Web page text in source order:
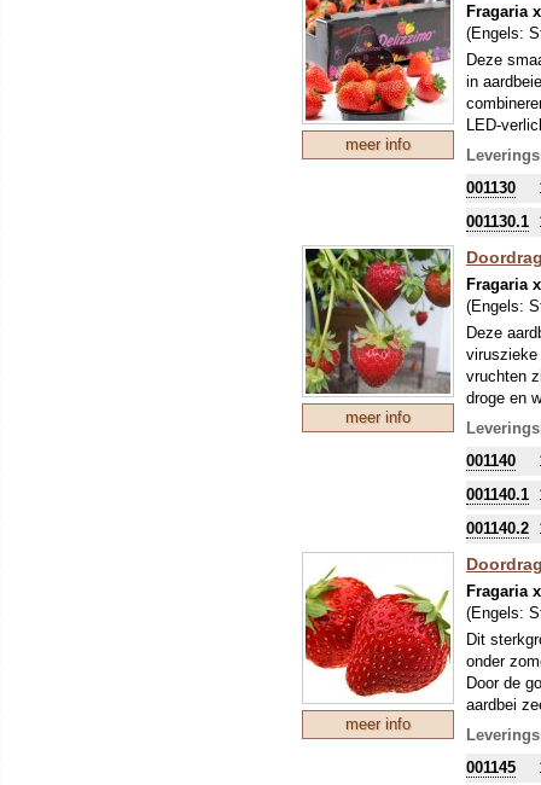
meer info
Fragaria
(Engels:
Deze
in
LED-
semi-
had zelfs
De F1
001130
001130.1
meer info
Fragaria
(Engels:
Deze
viruszieke
vruchten
droge en
doorgaan
001140
001140.1
001140.2
meer info
Fragaria
(Engels:
Dit
onder
Door de
aardbei
En wat
een
De F1
001145